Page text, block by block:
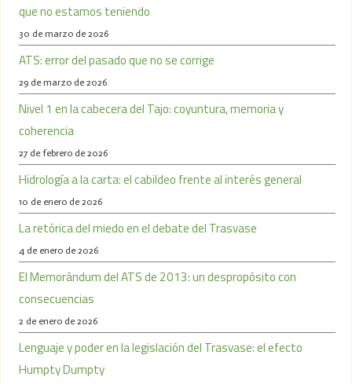
que no estamos teniendo
30 de marzo de 2026
ATS: error del pasado que no se corrige
29 de marzo de 2026
Nivel 1 en la cabecera del Tajo: coyuntura, memoria y
coherencia
27 de febrero de 2026
Hidrología a la carta: el cabildeo frente al interés general
10 de enero de 2026
La retórica del miedo en el debate del Trasvase
4 de enero de 2026
El Memorándum del ATS de 2013: un despropósito con
consecuencias
2 de enero de 2026
Lenguaje y poder en la legislación del Trasvase: el efecto
Humpty Dumpty